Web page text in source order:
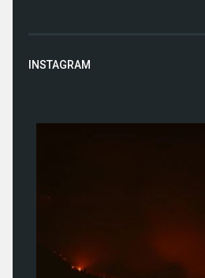
INSTAGRAM